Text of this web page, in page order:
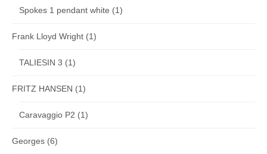
Spokes 1 pendant white (1)
Frank Lloyd Wright (1)
TALIESIN 3 (1)
FRITZ HANSEN (1)
Caravaggio P2 (1)
Georges (6)